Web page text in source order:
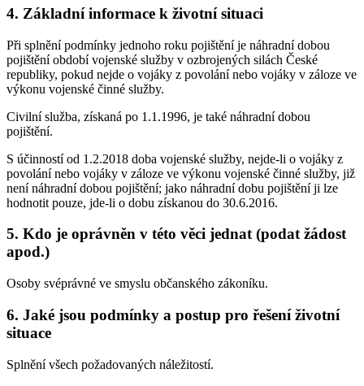
4. Základní informace k životní situaci
Při splnění podmínky jednoho roku pojištění je náhradní dobou
pojištění období vojenské služby v ozbrojených silách České
republiky, pokud nejde o vojáky z povolání nebo vojáky v záloze ve
výkonu vojenské činné služby.
Civilní služba, získaná po 1.1.1996, je také náhradní dobou
pojištění.
S účinností od 1.2.2018 doba vojenské služby, nejde-li o vojáky z
povolání nebo vojáky v záloze ve výkonu vojenské činné služby, již
není náhradní dobou pojištění; jako náhradní dobu pojištění ji lze
hodnotit pouze, jde-li o dobu získanou do 30.6.2016.
5. Kdo je oprávněn v této věci jednat (podat žádost
apod.)
Osoby svéprávné ve smyslu občanského zákoníku.
6. Jaké jsou podmínky a postup pro řešení životní
situace
Splnění všech požadovaných náležitostí.